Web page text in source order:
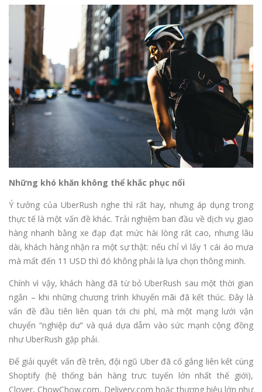
Những khó khăn không thể khắc phục nổi
Ý tưởng của UberRush nghe thì rất hay, nhưng áp dụng trong
thực tế là một vấn đề khác. Trải nghiệm ban đầu về dịch vụ giao
hàng nhanh bằng xe đạp đạt mức hài lòng rất cao, nhưng lâu
dài, khách hàng nhận ra một sự thật: nếu chỉ vì lấy 1 cái áo mưa
mà mất đến 11 USD thì đó không phải là lựa chọn thông minh.
Chính vì vậy, khách hàng đã từ bỏ UberRush sau một thời gian
ngắn – khi những chương trình khuyến mãi đã kết thúc. Đây là
vấn đề đầu tiên liên quan tới chi phí, mà một mạng lưới vận
chuyển “nghiệp dư” và quá dựa dẫm vào sức mạnh cộng đồng
như UberRush gặp phải.
Để giải quyết vấn đề trên, đội ngũ Uber đã cố gắng liên kết cùng
Shoptify (hệ thống bán hàng trưc tuyến lớn nhất thế giới),
Clover, ChowChow.com, Delivery.com hoặc thương hiệu lớn như